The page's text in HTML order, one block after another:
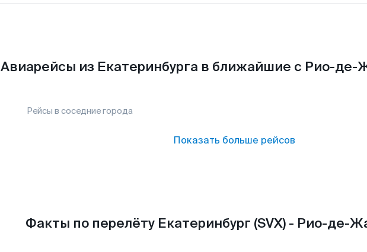
Авиарейсы из Екатеринбурга в ближайшие с Рио-де-
Рейсы в соседние города
Показать больше рейсов
Факты по перелёту Екатеринбург (SVX) - Рио-де-